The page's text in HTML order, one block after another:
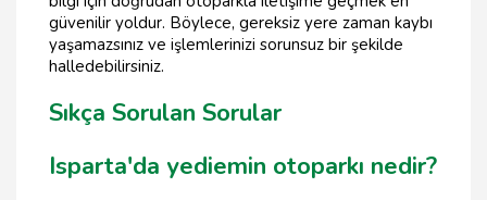
güvenilir yoldur. Böylece, gereksiz yere zaman kaybı
yaşamazsınız ve işlemlerinizi sorunsuz bir şekilde
halledebilirsiniz.
Sıkça Sorulan Sorular
Isparta'da yediemin otoparkı nedir?